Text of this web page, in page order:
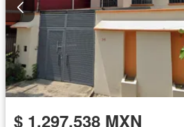
$ 1,297,538 MXN